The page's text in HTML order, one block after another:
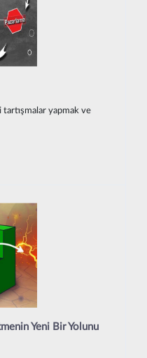
tartışmalar yapmak ve
Yeni Bir Yolunu